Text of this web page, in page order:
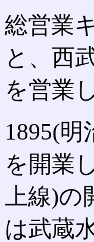
総営業
と、西
を営業
1895(
を開業
上線)
は武蔵